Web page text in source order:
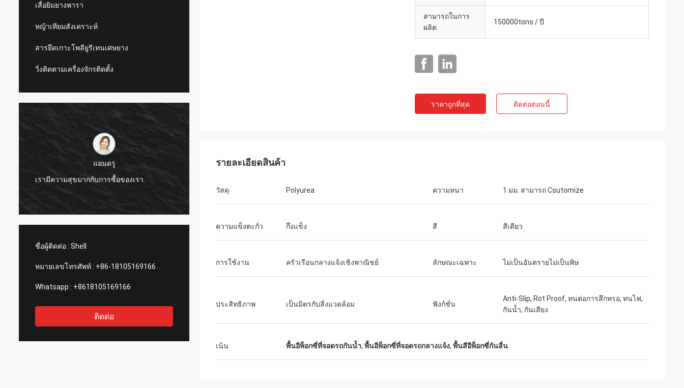
เสื่อยิมยางพารา
หญ้าเทียมสังเคราะห์
สารยึดเกาะโพลียูรีเทนเศษยาง
วิ่งติดตามเครื่องจักรติดตั้ง
แอนดรู
เรามีความสุขมากกับการซื้อของเรา.
แจ็คสัน
ผลิตภัณฑ์และบริการที่เป็นเลิศ
ชื่อผู้ติดต่อ : Shell
หมายเลขโทรศัพท์ : +86-18105169166
Whatsapp : +8618105169166
ติดต่อ
สามารถในการ
ผลิต
150000tons / ปี
ราคาถูกที่สุด ติดต่อตอนนี้
รายละเอียดสินค้า
วัสดุ Polyurea ความหนา 1 มม. สามารถ Csutomize
ความแข็งตะกั่ว กึ่งแข็ง สี สีเดียว
การใช้งาน ครัวเรือนกลางแจ้งเชิงพาณิชย์ ลักษณะเฉพาะ ไม่เป็นอันตรายไม่เป็นพิษ
ประสิทธิภาพ เป็นมิตรกับสิ่งแวดล้อม ฟังก์ชั่น
Anti-Slip, Rot Proof, ทนต่อการสึกหรอ, ทนไฟ,
กันน้ำ, กันเสียง
เน้น พื้นอีพ็อกซี่ที่จอดรถกันน้ำ, พื้นอีพ็อกซี่ที่จอดรถกลางแจ้ง, พื้นสีอีพ็อกซี่กันลื่น